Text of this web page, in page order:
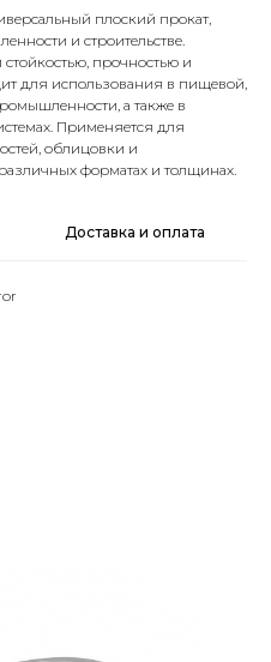
плоский прокат,
и строительстве.
прочностью и
для использования в пищевой,
а также в
Применяется для
облицовки и
форматах и толщинах.
Доставка и оплата